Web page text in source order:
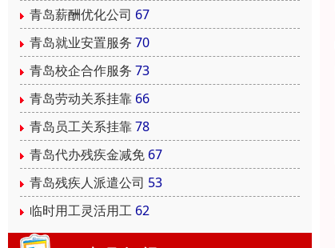
青岛薪酬优化公司 67
青岛就业安置服务 70
青岛校企合作服务 73
青岛劳动关系挂靠 66
青岛员工关系挂靠78
青岛代办残疾金减免 67
青岛残疾人派遣公司 53
临时用工灵活用工 62